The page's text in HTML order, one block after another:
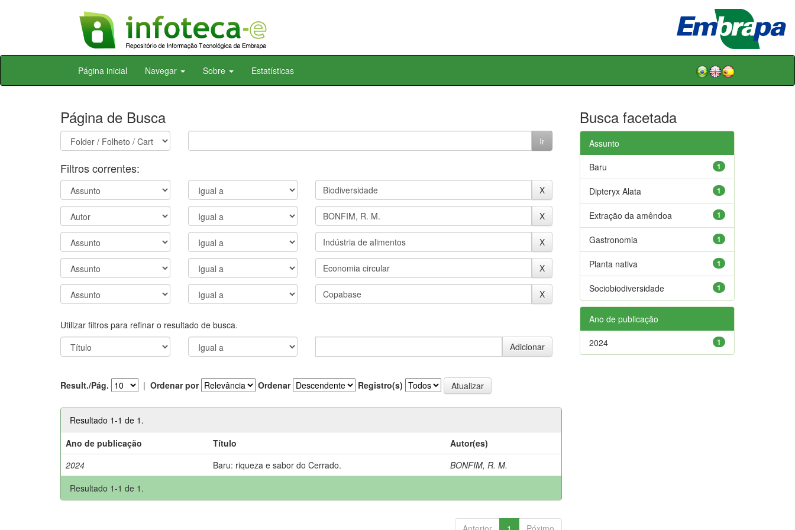
Skip
Página inicial Navegar Sobre Estatísticas
Página de Busca
Filtros correntes:
Utilizar filtros para refinar o resultado de busca.
Result./Pág. | Ordenar por Ordenar Registro(s)
Resultado 1-1 de 1.
Ano de publicação
Título
Autor(es)
2024
Baru: riqueza e sabor do Cerrado.
BONFIM, R. M.
Resultado 1-1 de 1.
Busca facetada
Assunto
1
Baru
1
Dipteryx Alata
1
Extração da amêndoa
1
Gastronomia
1
Planta nativa
1
Sociobiodiversidade
Ano de publicação
1
2024